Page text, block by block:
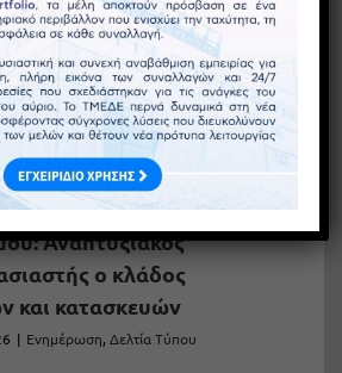
του ΤΜΕΔΕ,
Μακέδος, στο 7ο
του Οικονομικού
Αναπτυξιακός
ο κλάδος
και κατασκευών
| Ενημέρωση, Δελτία Τύπου